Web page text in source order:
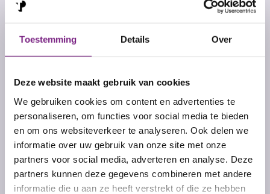
Toestemming Details Over
Deze website maakt gebruik van cookies
We gebruiken cookies om content en advertenties te
personaliseren, om functies voor social media te bieden
en om ons websiteverkeer te analyseren. Ook delen we
informatie over uw gebruik van onze site met onze
partners voor social media, adverteren en analyse. Deze
partners kunnen deze gegevens combineren met andere
informatie die u aan ze heeft verstrekt of die ze hebben
Vaardigheden die wij graag
zien
Klantvriendelijkheid